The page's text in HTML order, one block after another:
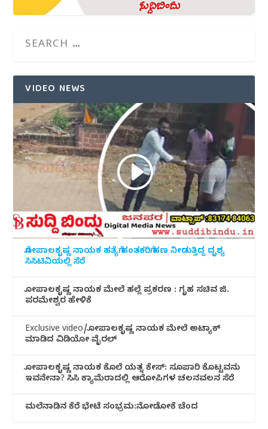
VIDEO NEWS
ಗೋಪಾಲಕೃಷ್ಣ ನಾಯಕ ಹತ್ಯೆಗೆ ಹಂತಕರಿಗೆ ಹಣ ನೀಡುತ್ತಿದ್ದ ದೃಶ್ಯ
ಸಿಸಿಟಿವಿಯಲ್ಲಿ ಸೆರೆ
ಗೋಪಾಲಕೃಷ್ಣ ನಾಯಕ ಮೇಲೆ ಹಲ್ಲೆ ಪ್ರಕರಣ : ಗೃಹ ಸಚಿವ ಜಿ.
ಪರಮೇಶ್ವರ ಹೇಳಿಕೆ
Exclusive video/ಗೋಪಾಲಕೃಷ್ಣ ನಾಯಕ ಮೇಲೆ ಅಟ್ಯಾಕ್
ಮಾಡಿದ ವಿಡಿಯೋ ವೈರಲ್
ಗೋಪಾಲಕೃಷ್ಣ ನಾಯಕ ಕೊಲೆ ಯತ್ನ ಕೇಸ್: ಸೂಪಾರಿ ಕೊಟ್ಟವನು
ಇವನೇನಾ? ಸಿಸಿ ಕ್ಯಾಮೆರಾದಲ್ಲಿ ಆರೋಪಿಗಳ ಚಲನವಲನ ಸೆರೆ
ಮಲೆನಾಡಿ‌ನ ಕೆರೆ ಭೇಟೆ ಸಂಭ್ರಮ:ನೋಡೋಕೆ ಚೆಂದ